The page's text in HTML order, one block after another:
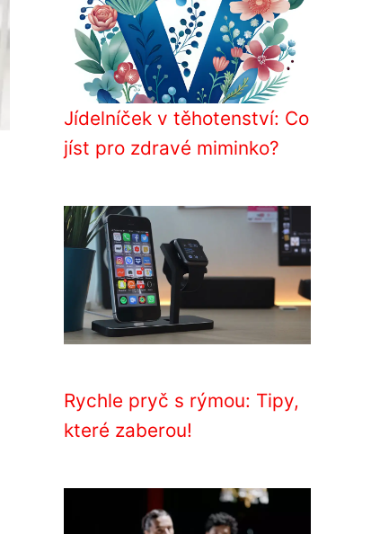
Jídelníček v těhotenství: Co
jíst pro zdravé miminko?
Rychle pryč s rýmou: Tipy,
které zaberou!